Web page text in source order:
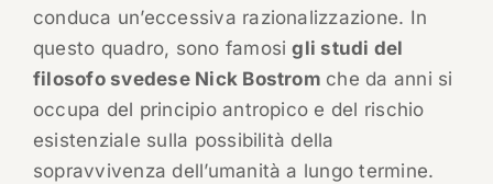
conduca un’eccessiva razionalizzazione. In
questo quadro, sono famosigli studi del
filosofo svedese Nick Bostrom che da anni si
occupa del principio antropico e del rischio
esistenziale sulla possibilità della
sopravvivenza dell’umanità a lungo termine.